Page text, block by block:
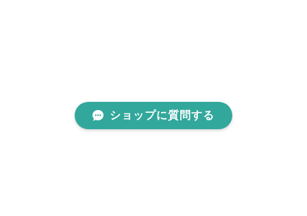
ショップに質問する